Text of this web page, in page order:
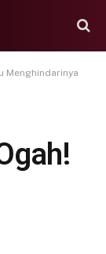
Menghindarinya